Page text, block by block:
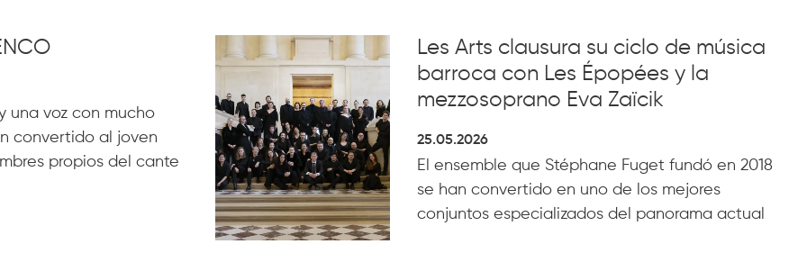
una voz con mucho
convertido al joven
propios del cante
Les Arts clausura su ciclo de música
barroca con Les Épopées y la
mezzosoprano Eva Zaïcik
25.05.2026
El ensemble que Stéphane Fuget fundó en 2018
se han convertido en uno de los mejores
conjuntos especializados del panorama actual